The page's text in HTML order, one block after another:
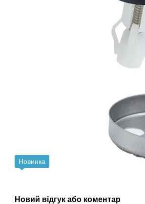
Новинка
Новий відгук або коментар